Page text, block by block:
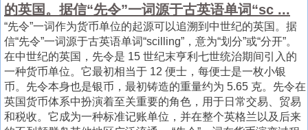
的英国。据信“先令”一词源于古英语单词“sc ...
“先令”一词作为货币单位的起源可以追溯到中世纪的英国。据
信“先令”一词源于古英语单词“scilling”，意为“划分”或“分开”。
在中世纪的英国，先令是 15 世纪末亨利七世统治期间引入的
一种货币单位。它最初相当于 12 便士，每便士是一枚小银
币。先令本身也是银币，最初铸造的重量约为 5.65 克。先令在
英国货币体系中扮演着至关重要的角色，用于日常交易、贸易
和税收。它成为一种标准记账单位，并在整个英格兰以及后来